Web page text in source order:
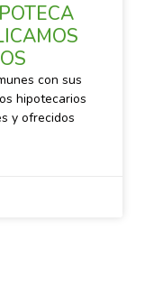
con sus
hipotecarios
y ofrecidos